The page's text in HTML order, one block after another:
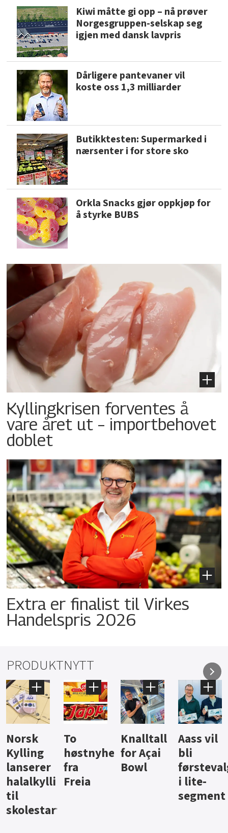
Kiwi måtte gi opp – nå prøver
Norgesgruppen-selskap seg
igjen med dansk lavpris
Dårligere pantevaner vil
koste oss 1,3 milliarder
Butikktesten: Supermarked i
nærsenter i for store sko
Orkla Snacks gjør oppkjøp for
å styrke BUBS
Kyllingkrisen forventes å
vare året ut – importbehovet
doblet
Extra er finalist til Virkes
Handelspris 2026
PRODUKTNYTT
Knalltall
for Açai
Bowl
Aass vil
bli
førstevalg
i lite-
Brus og
jus fra
Berentsen
Hard
iste fra
Hansa